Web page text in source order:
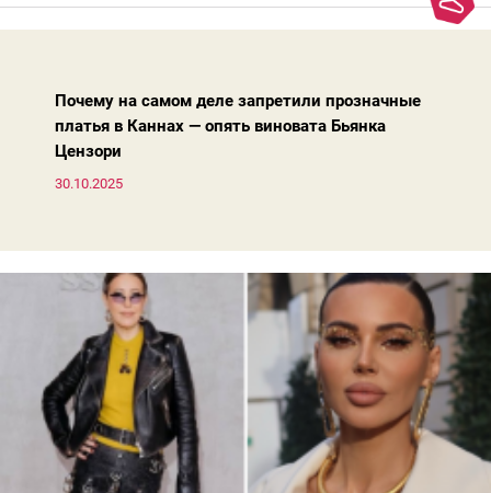
моды. Вовсе нет.Проблема в том, что сама мода сделала шаг
Почему на самом деле запретили прозначные
платья в Каннах — опять виновата Бьянка
Цензори
30.10.2025